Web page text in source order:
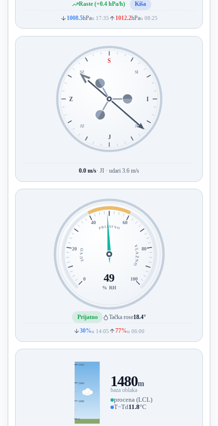
Raste (+0.4 hPa/h) Kiša
1008.5hPau 17:35 1012.2hPau 08:25
S
I
J
Z
SI
JI
JZ
SZ
0.0 m/s· JI · udari 3.6 m/s
0
20
40 60
80
100
SUVO
PRIJATNO
VLAŽNO
49
% RH
Prijatno Tačka rose18.4°
30%u 14:05 77%u 06:00
0
1000
2000
3000
1480m
baza oblaka
procena (LCL)
T−Td11.8°C